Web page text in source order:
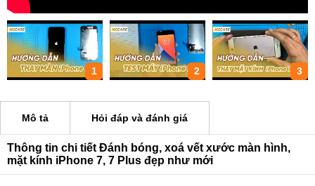
1 2 3
Mô tả Hỏi đáp và đánh giá
Thông tin chi tiết Đánh bóng, xoá vết xước màn hình,
mặt kính iPhone 7, 7 Plus đẹp như mới